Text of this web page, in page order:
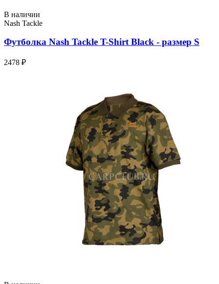
В наличии
Nash Tackle
Футболка Nash Tackle T-Shirt Black - размер S
2478 ₽